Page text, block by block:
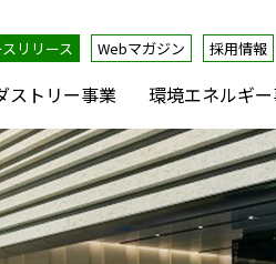
リリース Webマガジン 採用情報
ストリー事業 環境エネルギ